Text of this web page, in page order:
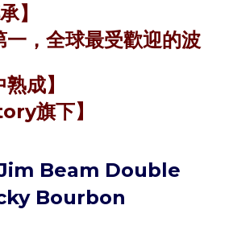
】
一，全球最受歡迎的波
熟成】
旗下】
Beam Double
Bourbon